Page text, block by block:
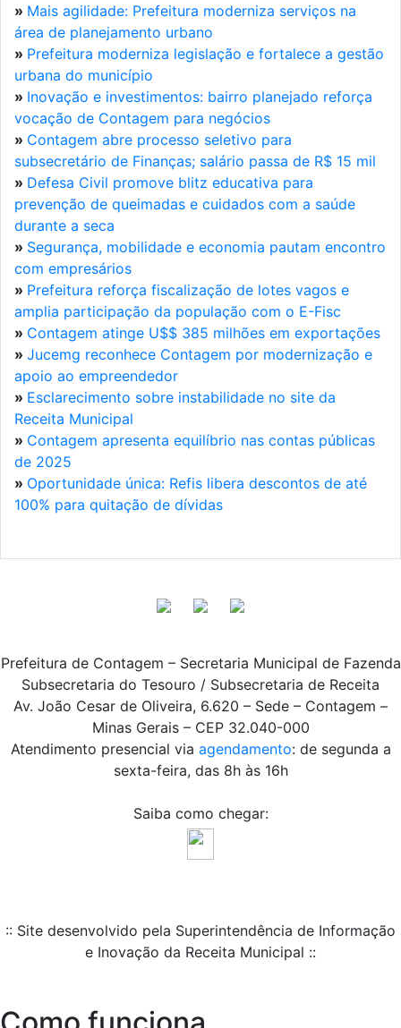
» Mais agilidade: Prefeitura moderniza serviços na
área de planejamento urbano
» Prefeitura moderniza legislação e fortalece a gestão
urbana do município
» Inovação e investimentos: bairro planejado reforça
vocação de Contagem para negócios
» Contagem abre processo seletivo para
subsecretário de Finanças; salário passa de R$ 15 mil
» Defesa Civil promove blitz educativa para
prevenção de queimadas e cuidados com a saúde
durante a seca
» Segurança, mobilidade e economia pautam encontro
com empresários
» Prefeitura reforça fiscalização de lotes vagos e
amplia participação da população com o E-Fisc
» Contagem atinge U$$ 385 milhões em exportações
» Jucemg reconhece Contagem por modernização e
apoio ao empreendedor
» Esclarecimento sobre instabilidade no site da
Receita Municipal
» Contagem apresenta equilíbrio nas contas públicas
de 2025
» Oportunidade única: Refis libera descontos de até
100% para quitação de dívidas
Prefeitura de Contagem – Secretaria Municipal de Fazenda
Subsecretaria do Tesouro / Subsecretaria de Receita
Av. João Cesar de Oliveira, 6.620 – Sede – Contagem –
Minas Gerais – CEP 32.040-000
Atendimento presencial via agendamento: de segunda a
sexta-feira, das 8h às 16h
Saiba como chegar:
:: Site desenvolvido pela Superintendência de Informação
e Inovação da Receita Municipal ::